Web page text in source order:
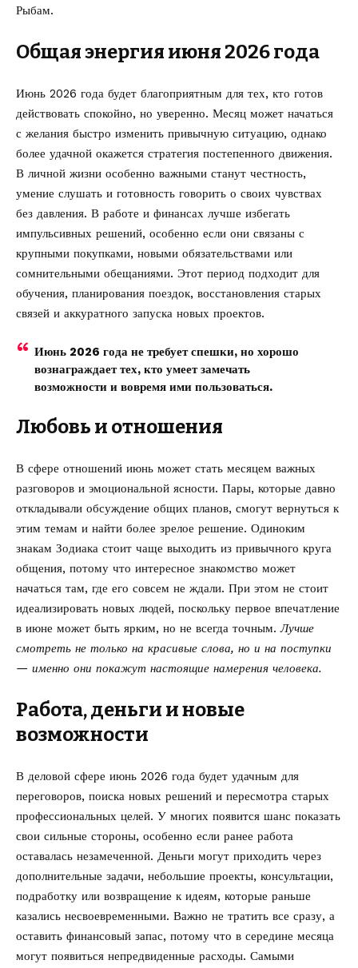
Рыбам.
Общая энергия июня 2026 года
Июнь 2026 года будет благоприятным для тех, кто готов
действовать спокойно, но уверенно. Месяц может начаться
с желания быстро изменить привычную ситуацию, однако
более удачной окажется стратегия постепенного движения.
В личной жизни особенно важными станут честность,
умение слушать и готовность говорить о своих чувствах
без давления. В работе и финансах лучше избегать
импульсивных решений, особенно если они связаны с
крупными покупками, новыми обязательствами или
сомнительными обещаниями. Этот период подходит для
обучения, планирования поездок, восстановления старых
связей и аккуратного запуска новых проектов.
Июнь 2026 года не требует спешки, но хорошо
вознаграждает тех, кто умеет замечать
возможности и вовремя ими пользоваться.
Любовь и отношения
В сфере отношений июнь может стать месяцем важных
разговоров и эмоциональной ясности. Пары, которые давно
откладывали обсуждение общих планов, смогут вернуться к
этим темам и найти более зрелое решение. Одиноким
знакам Зодиака стоит чаще выходить из привычного круга
общения, потому что интересное знакомство может
начаться там, где его совсем не ждали. При этом не стоит
идеализировать новых людей, поскольку первое впечатление
в июне может быть ярким, но не всегда точным.Лучше
смотреть не только на красивые слова, но и на поступки
— именно они покажут настоящие намерения человека.
Работа, деньги и новые
возможности
В деловой сфере июнь 2026 года будет удачным для
переговоров, поиска новых решений и пересмотра старых
профессиональных целей. У многих появится шанс показать
свои сильные стороны, особенно если ранее работа
оставалась незамеченной. Деньги могут приходить через
дополнительные задачи, небольшие проекты, консультации,
подработку или возвращение к идеям, которые раньше
казались несвоевременными. Важно не тратить все сразу, а
оставить финансовый запас, потому что в середине месяца
могут появиться непредвиденные расходы. Самыми